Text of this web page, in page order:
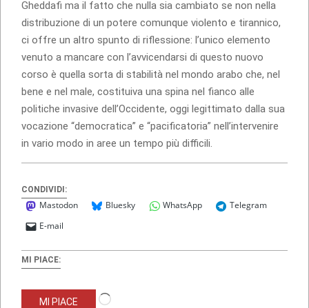
Gheddafi ma il fatto che nulla sia cambiato se non nella
distribuzione di un potere comunque violento e tirannico,
ci offre un altro spunto di riflessione: l’unico elemento
venuto a mancare con l’avvicendarsi di questo nuovo
corso è quella sorta di stabilità nel mondo arabo che, nel
bene e nel male, costituiva una spina nel fianco alle
politiche invasive dell’Occidente, oggi legittimato dalla sua
vocazione “democratica” e “pacificatoria” nell’intervenire
in vario modo in aree un tempo più difficili.
CONDIVIDI:
Mastodon Bluesky WhatsApp
Telegram
E-mail
MI PIACE:
MI PIACE